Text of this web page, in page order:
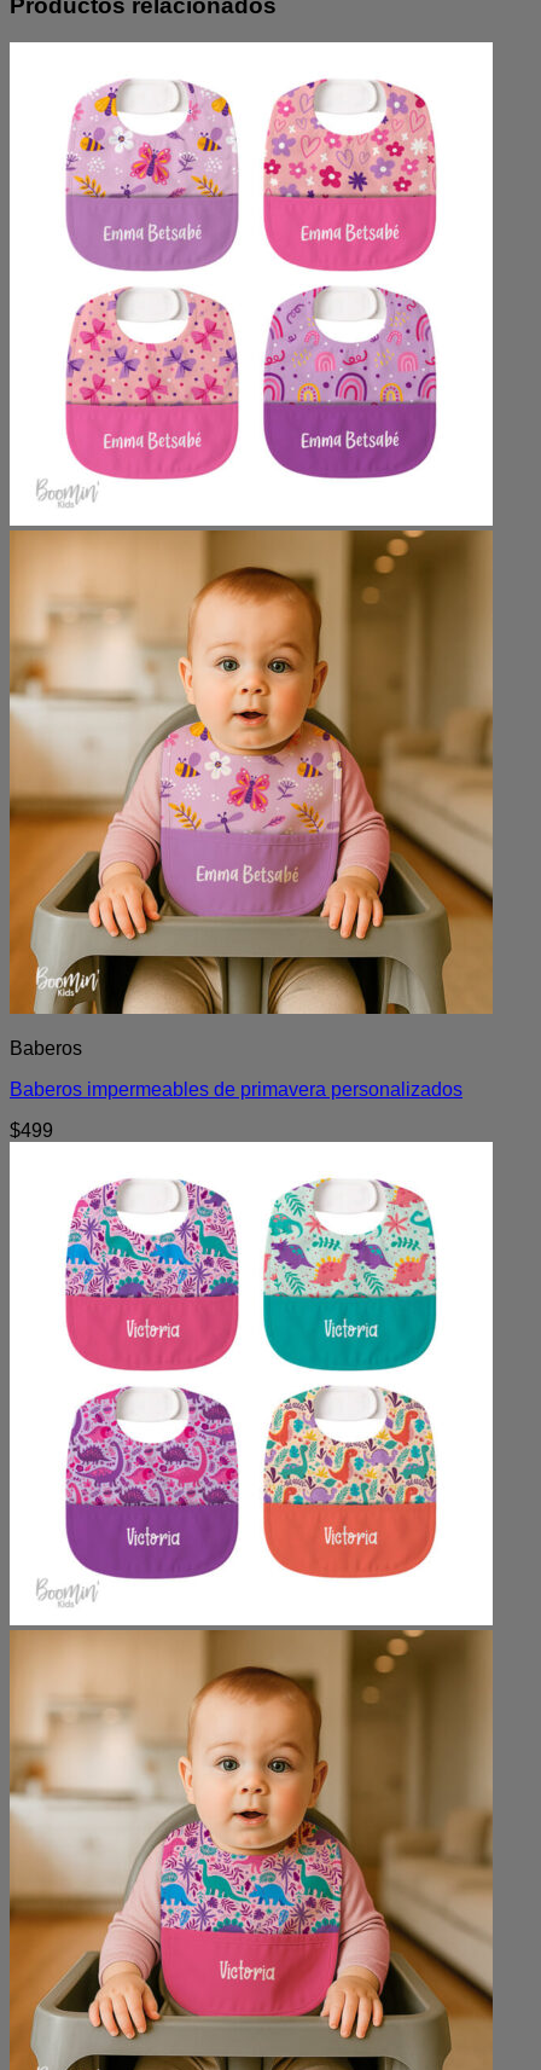
Productos relacionados
Baberos
Baberos impermeables de primavera personalizados
$499